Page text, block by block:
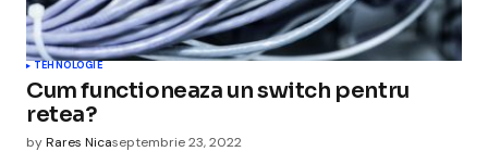
TEHNOLOGIE
Cum functioneaza un switch pentru
retea?
byRares Nicaseptembrie 23, 2022